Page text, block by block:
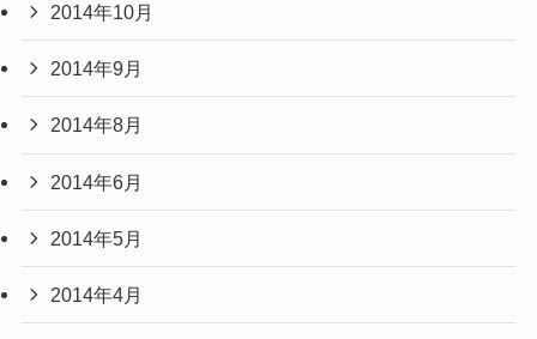
2014年10月
2014年9月
2014年8月
2014年6月
2014年5月
2014年4月